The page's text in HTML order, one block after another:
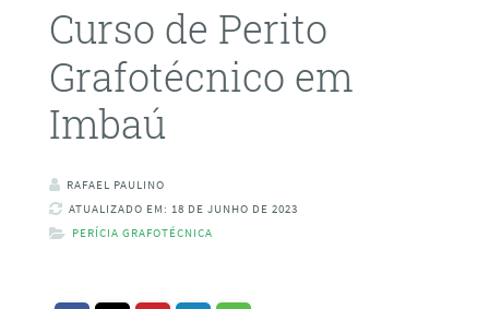
Curso de Perito
Grafotécnico em
Imbaú
RAFAEL PAULINO
ATUALIZADO EM: 18 DE JUNHO DE 2023
PERÍCIA GRAFOTÉCNICA